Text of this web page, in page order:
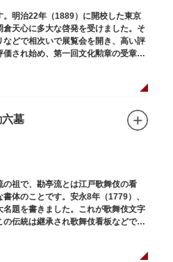
明治22年（1889）に開校した東京
天心に多大な啓発を受けました。そ
どで相次いで展覧会を開き、高い評
され始め、第一回文化勲章の受章者
す。
六墓
祖で、勘亭流とは江戸歌舞伎の看
体のことです。安永8年（1779）、
題を書きました。これが歌舞伎文字
伝統は継承され歌舞伎看板などで使
じ）境内にあります。